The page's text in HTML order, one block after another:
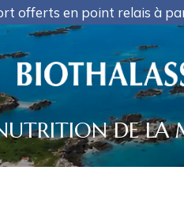
point relais à partir de
DE LA